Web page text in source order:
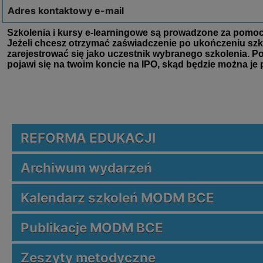
Adres kontaktowy e-mail
REFORMA EDUKACJI
Archiwum wydarzeń
Kalendarz szkoleń MODM BCE
Publikacje MODM BCE
Zeszyty metodyczne